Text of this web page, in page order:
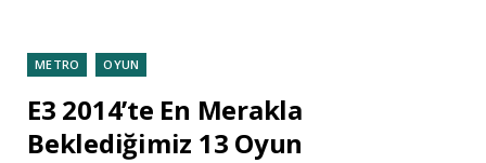
METRO OYUN
E3 2014’te En Merakla
Beklediğimiz 13 Oyun